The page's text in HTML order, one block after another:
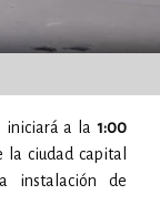
iniciará a la1:00
ciudad capital
instalación de